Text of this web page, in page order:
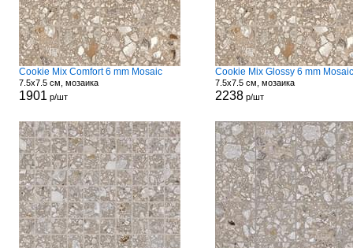
Cookie Mix Comfort 6 mm Mosaic
7.5x7.5 см, мозаика
1901 р/шт
Cookie Mix Glossy 6 mm Mosaic
7.5x7.5 см, мозаика
2238р/шт